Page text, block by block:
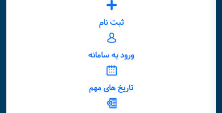
ثبت نام
ورود به سامانه
تاریخ های مهم